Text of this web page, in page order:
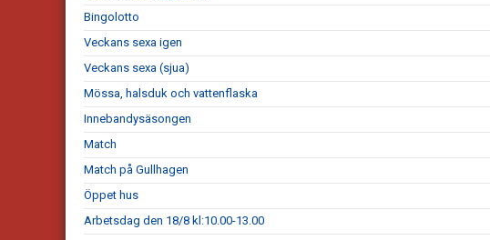
Bingolotto
Veckans sexa igen
Veckans sexa (sjua)
Mössa, halsduk och vattenflaska
Innebandysäsongen
Match
Match på Gullhagen
Öppet hus
Arbetsdag den 18/8 kl:10.00-13.00